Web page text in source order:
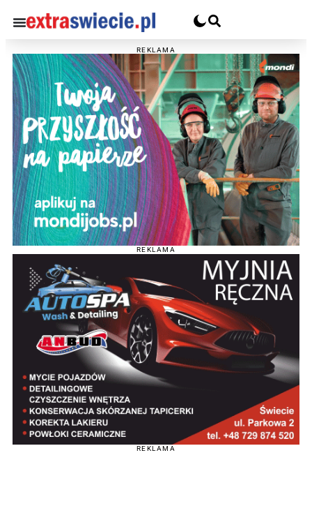
REKLAMA
REKLAMA
REKLAMA